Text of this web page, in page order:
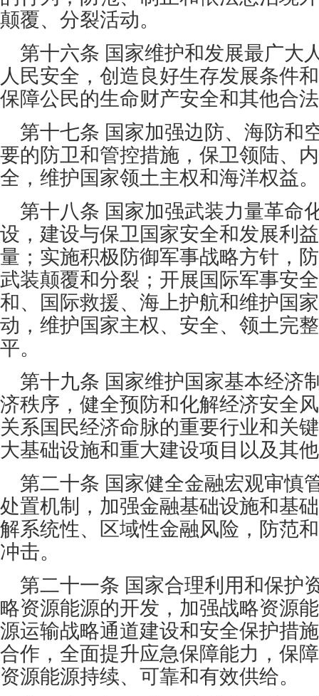
颠覆、分裂活动。
第十六条 国家维护和发展最广大
人民安全，创造良好生存发展条件
保障公民的生命财产安全和其他合
第十七条 国家加强边防、海防和
要的防卫和管控措施，保卫领陆、
全，维护国家领土主权和海洋权益。
第十八条 国家加强武装力量革命
设，建设与保卫国家安全和发展利
量；实施积极防御军事战略方针，
武装颠覆和分裂；开展国际军事安
和、国际救援、海上护航和维护国
动，维护国家主权、安全、领土完
平。
第十九条 国家维护国家基本经济
济秩序，健全预防和化解经济安全
关系国民经济命脉的重要行业和关
大基础设施和重大建设项目以及其
第二十条 国家健全金融宏观审慎
处置机制，加强金融基础设施和基
解系统性、区域性金融风险，防范
冲击。
第二十一条 国家合理利用和保护
略资源能源的开发，加强战略资源
源运输战略通道建设和安全保护措
合作，全面提升应急保障能力，保
资源能源持续、可靠和有效供给。